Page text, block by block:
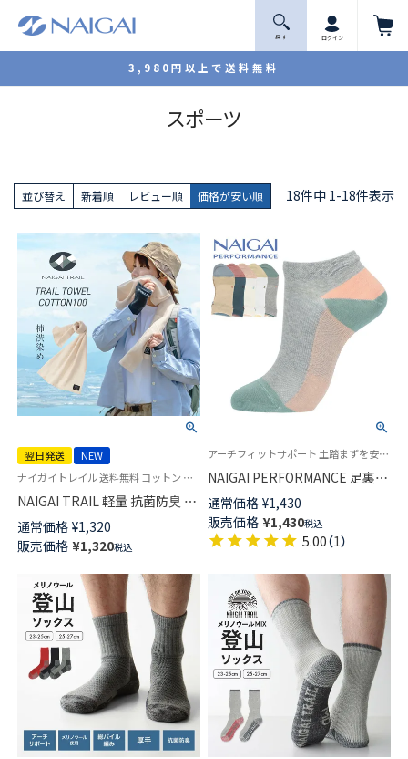
3,980円以上で送料無料
探 す ログイン
スポーツ
並び替え 新着順 レビュー順 価格が安い順 18件中 1-18件表示
翌日発送
NEW
ナイガイトレイル 送料無料 コットン 柿渋染め タオル スポーツタオル 乾きやすい 小さく畳める アウトドア キャンプ 登山 猛暑対策 グッズ
NAIGAI TRAIL 軽量 抗菌防臭 柿
渋染め糸使用 タオル 綿100％ 日
本製 【365日最短翌日発送】
90370810
通常価格 ¥1,320
販売価格 ¥1,320税込
アーチフィットサポート 土踏まずを安定 スポーツ 90°ヒール 婦人 靴下ナイガイ パフォーマンス
NAIGAI PERFORMANCE 足裏ア
ーチにフィット ランニング・ウ
ォーキングをサポートするソッ
クス 消臭糸使用 ショート丈 レ
ディース 03050111
通常価格 ¥1,430
販売価格 ¥1,430税込
5.00（1）